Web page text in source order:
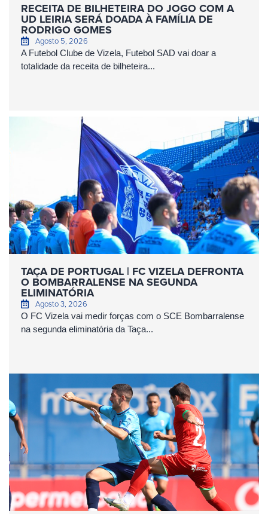
RECEITA DE BILHETEIRA DO JOGO COM A
UD LEIRIA SERÁ DOADA À FAMÍLIA DE
RODRIGO GOMES
Agosto 5, 2026
A Futebol Clube de Vizela, Futebol SAD vai doar a
totalidade da receita de bilheteira...
TAÇA DE PORTUGAL | FC VIZELA DEFRONTA
O BOMBARRALENSE NA SEGUNDA
ELIMINATÓRIA
Agosto 3, 2026
O FC Vizela vai medir forças com o SCE Bombarralense
na segunda eliminatória da Taça...